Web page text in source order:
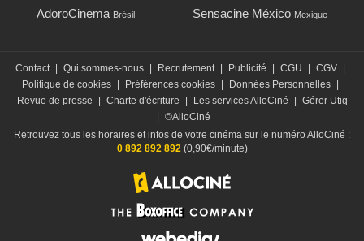
AdoroCinema Brésil Sensacine México Mexique
Contact | Qui sommes-nous | Recrutement | Publicité | CGU | CGV |
Politique de cookies | Préférences cookies | Données Personnelles |
Revue de presse
| Charte d'écriture | Les services AlloCiné | Gérer Utiq
| ©AlloCiné
Retrouvez tous les horaires et infos de votre cinéma sur le numéro AlloCiné :
0 892 892 892 (0,90€/minute)